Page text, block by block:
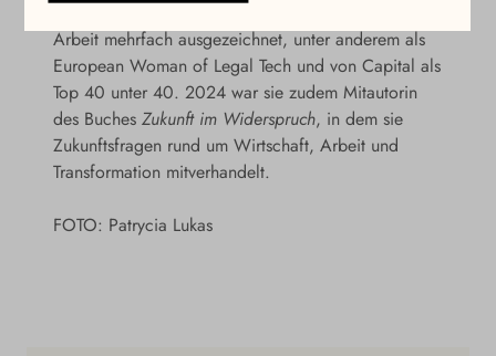
Arbeit mehrfach ausgezeichnet, unter anderem als
European Woman of Legal Tech und von Capital als
Top 40 unter 40. 2024 war sie zudem Mitautorin
des Buches Zukunft im Widerspruch, in dem sie
Zukunftsfragen rund um Wirtschaft, Arbeit und
Transformation mitverhandelt.
FOTO: Patrycia Lukas